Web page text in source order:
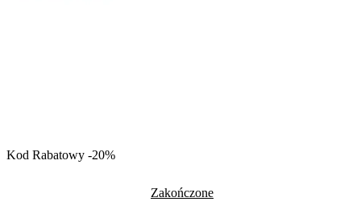
Kod Rabatowy -20%
Zakończone